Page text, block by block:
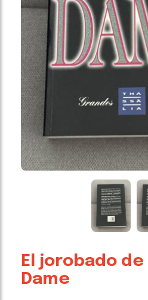
El jorobado
Dame